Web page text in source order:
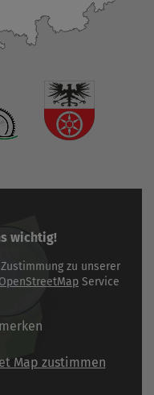
wichtig!
zu unserer
OpenStreetMap Service
Map zustimmen